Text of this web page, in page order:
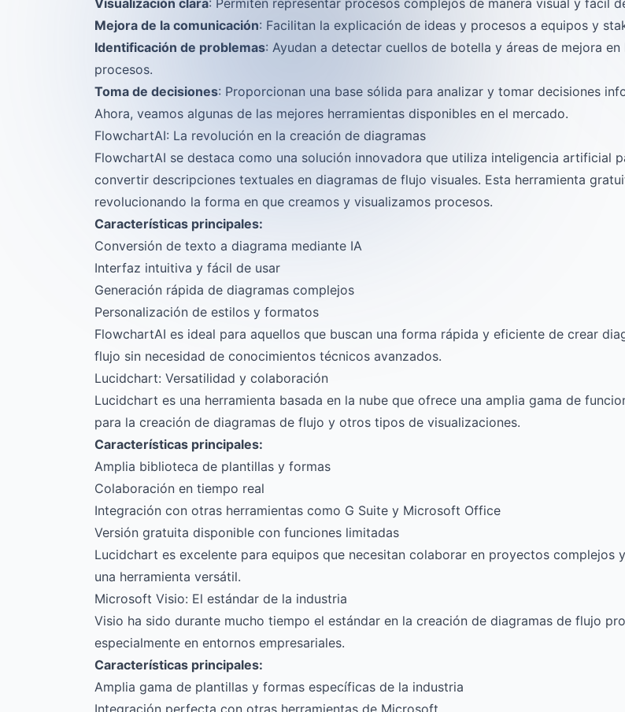
Visualización clara: Permiten representar procesos complejos de manera visual y fácil
Mejora de la comunicación: Facilitan la explicación de ideas y procesos a equipos y
Identificación de problemas: Ayudan a detectar cuellos de botella y áreas de mejora en
procesos.
Toma de decisiones: Proporcionan una base sólida para analizar y tomar decisiones
Ahora, veamos algunas de las mejores herramientas disponibles en el mercado.
FlowchartAI: La revolución en la creación de diagramas
FlowchartAI se destaca como una solución innovadora que utiliza inteligencia artificial
convertir descripciones textuales en diagramas de flujo visuales. Esta herramienta
revolucionando la forma en que creamos y visualizamos procesos.
Características principales:
Conversión de texto a diagrama mediante IA
Interfaz intuitiva y fácil de usar
Generación rápida de diagramas complejos
Personalización de estilos y formatos
FlowchartAI es ideal para aquellos que buscan una forma rápida y eficiente de crear
flujo sin necesidad de conocimientos técnicos avanzados.
Lucidchart: Versatilidad y colaboración
Lucidchart es una herramienta basada en la nube que ofrece una amplia gama de
para la creación de diagramas de flujo y otros tipos de visualizaciones.
Características principales:
Amplia biblioteca de plantillas y formas
Colaboración en tiempo real
Integración con otras herramientas como G Suite y Microsoft Office
Versión gratuita disponible con funciones limitadas
Lucidchart es excelente para equipos que necesitan colaborar en proyectos complejos
una herramienta versátil.
Microsoft Visio: El estándar de la industria
Visio ha sido durante mucho tiempo el estándar en la creación de diagramas de flujo
especialmente en entornos empresariales.
Características principales:
Amplia gama de plantillas y formas específicas de la industria
Integración perfecta con otras herramientas de Microsoft